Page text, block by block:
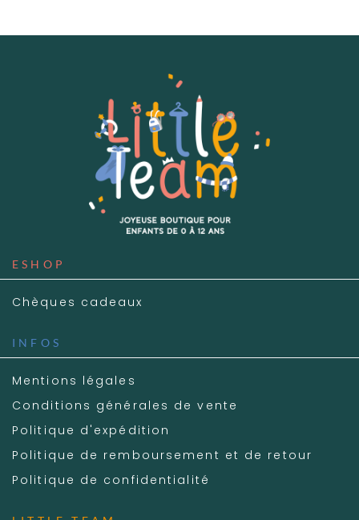
ESHOP
Chèques cadeaux
INFOS
Mentions légales
Conditions générales de vente
Politique d'expédition
Politique de remboursement et de retour
Politique de confidentialité